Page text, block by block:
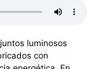
luminosos
con